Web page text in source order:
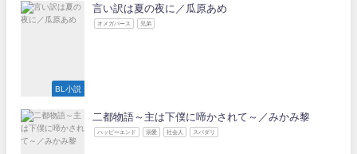
BL小説
言い訳は夏の夜に／瓜原あめ
オメガバース 兄弟
二都物語～主は下僕に啼かされて～／みかみ黎
ハッピーエンド 溺愛 社会人 スパダリ